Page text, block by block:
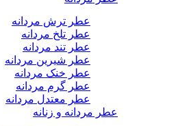
عطر ترش مردانه
عطر تلخ مردانه
عطر تند مردانه
عطر شیرین مردانه
عطر خنک مردانه
عطر گرم مردانه
عطر معتدل مردانه
عطر مردانه و زنانه